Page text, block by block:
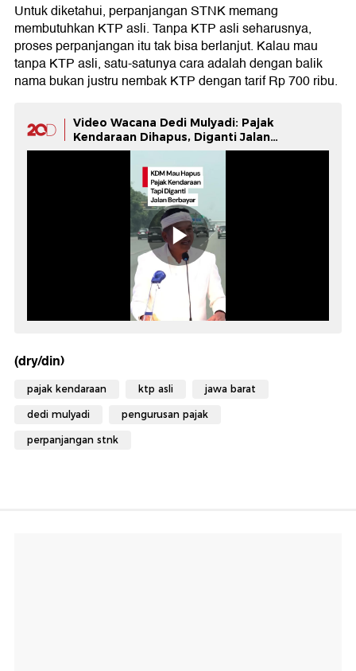
Untuk diketahui, perpanjangan STNK memang
membutuhkan KTP asli. Tanpa KTP asli seharusnya,
proses perpanjangan itu tak bisa berlanjut. Kalau mau
tanpa KTP asli, satu-satunya cara adalah dengan balik
nama bukan justru nembak KTP dengan tarif Rp 700 ribu.
Video Wacana Dedi Mulyadi: Pajak
Kendaraan Dihapus, Diganti Jalan
Berbayar!
(dry/din)
pajak kendaraan ktp asli jawa barat
dedi mulyadi pengurusan pajak
perpanjangan stnk